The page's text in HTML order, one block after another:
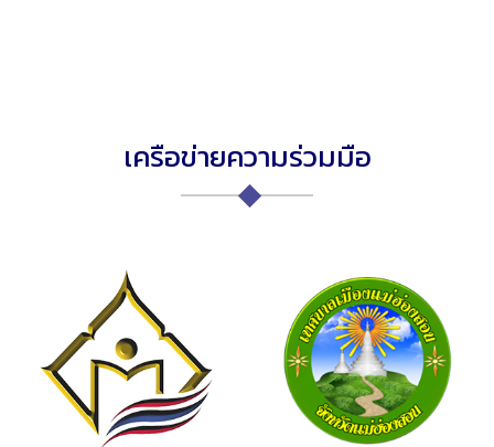
เครือข่ายความร่วมมือ